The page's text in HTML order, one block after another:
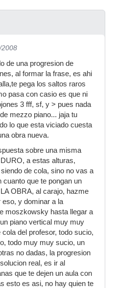
2008
de una progresion de
al formar la frase, es ahi
pega los saltos raros
pasa con casio es que ni
3 fff, sf, y > pues nada
mezzo piano... jaja tu
lo que esta viciado cuesta
obra nueva.
sobre una misma
a estas alturas,
de cola, sino no vas a
cuanto que te pongan un
OBRA, al carajo, hazme
y dominar a la
moszkowsky hasta llegar a
piano vertical muy muy
del profesor, todo sucio,
todo muy muy sucio, un
no dadas, la progresion
real, es ir al
que te dejen un aula con
esto es asi, no hay quien te